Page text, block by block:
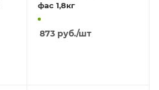
фас 1,8кг
873руб./шт